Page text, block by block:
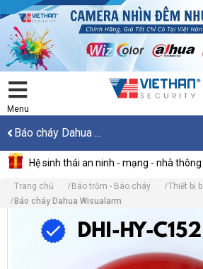
Menu
Báo cháy Dahua ...
Hệ sinh thái an ninh - mạng - nhà
Trang chủ Báo trộm - Báo cháy
Thiết bị
Báo cháy Dahua Wisualarm